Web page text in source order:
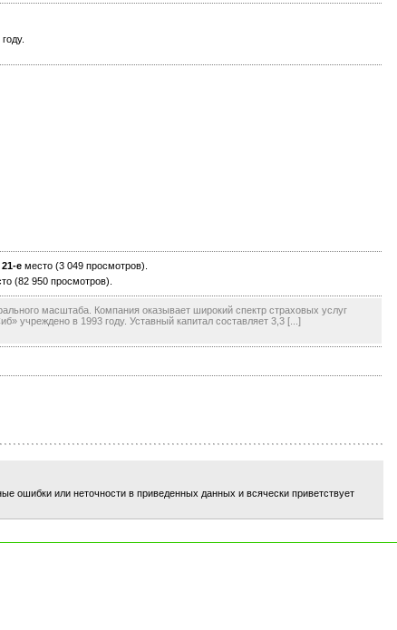
21-е место (3 049 просмотров).
(82 950 просмотров).
масштаба. Компания оказывает широкий спектр страховых услуг
учреждено в 1993 году. Уставный капитал составляет 3,3 [...]
ошибки или неточности в приведенных данных и всячески приветствует